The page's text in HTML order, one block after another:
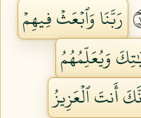
رَبَّنَا وَٱبۡعَثۡ فِيهِمۡ
وَيُعَلِّمُهُمُ
أَنتَ ٱلۡعَزِيزُ